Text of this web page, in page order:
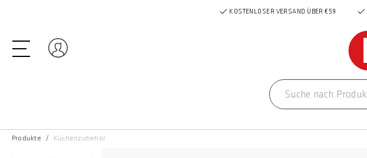
KOSTENLOSER VERSAND ÜBER €59
Einloggen
Produkte Küchenzubehör